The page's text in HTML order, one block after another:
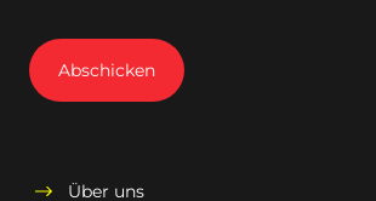
Abschicken
Über uns